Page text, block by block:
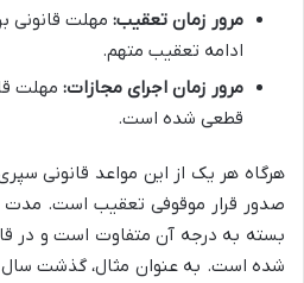
مرور زمان تعقیب: مهلت قانونی
ادامه تعقیب متهم.
مرور زمان اجرای مجازات: مهلت
قطعی شده است.
هرگاه هر یک از این مواعد قانونی
صدور قرار موقوفی تعقیب است. مدت
بسته به درجه آن متفاوت است و در
شده است. به عنوان مثال، گذشت سال